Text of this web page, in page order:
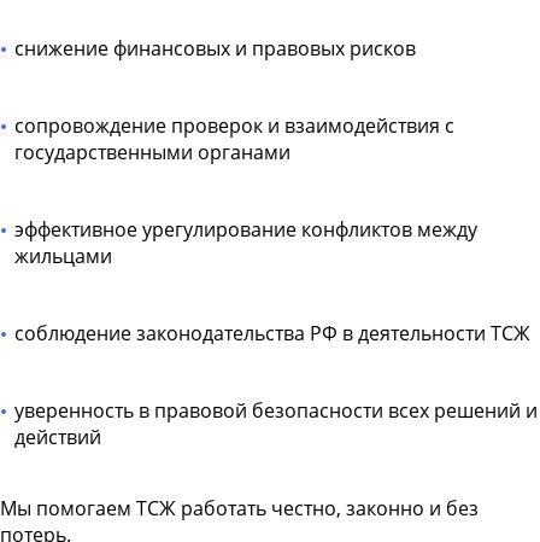
снижение финансовых и правовых рисков
сопровождение проверок и взаимодействия с
государственными органами
эффективное урегулирование конфликтов между
жильцами
соблюдение законодательства РФ в деятельности ТСЖ
уверенность в правовой безопасности всех решений и
действий
Мы помогаем ТСЖ работать честно, законно и без
потерь.